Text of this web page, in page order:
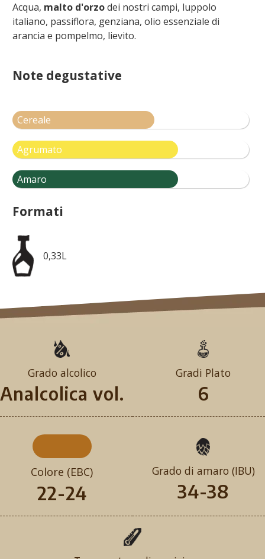
Acqua, malto d'orzodei nostri campi, luppolo
italiano, passiflora, genziana, olio essenziale di
arancia e pompelmo, lievito.
Note degustative
Cereale
Agrumato
Amaro
Formati
0,33L
Grado alcolico
Analcolica vol.
Gradi Plato
6
Colore (EBC)
22-24
Grado di amaro (IBU)
34-38